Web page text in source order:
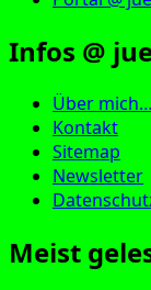
Infos @
Über mich…
Kontakt
Sitemap
Newsletter
Meist